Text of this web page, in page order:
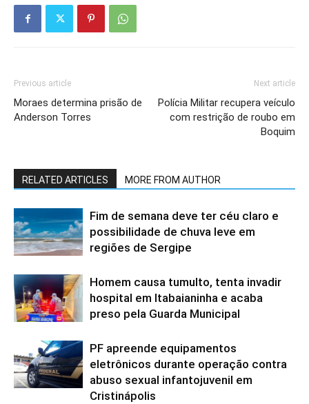
Previous article
Moraes determina prisão de
Anderson Torres
Next article
Polícia Militar recupera veículo
com restrição de roubo em
Boquim
RELATED ARTICLES MORE FROM AUTHOR
Fim de semana deve ter céu claro e
possibilidade de chuva leve em
regiões de Sergipe
Homem causa tumulto, tenta invadir
hospital em Itabaianinha e acaba
preso pela Guarda Municipal
PF apreende equipamentos
eletrônicos durante operação contra
abuso sexual infantojuvenil em
Cristinápolis